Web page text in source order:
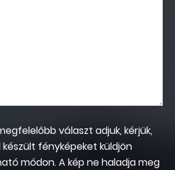
választ adjuk, kérjük,
fényképeket küldjön
módon. A kép ne haladja meg